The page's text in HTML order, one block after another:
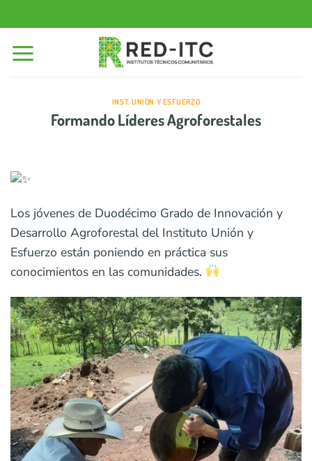
al
contenido
INST. UNIÓN Y ESFUERZO
Formando Líderes Agroforestales
Los jóvenes de Duodécimo Grado de Innovación y
Desarrollo Agroforestal del Instituto Unión y
Esfuerzo están poniendo en práctica sus
conocimientos en las comunidades.